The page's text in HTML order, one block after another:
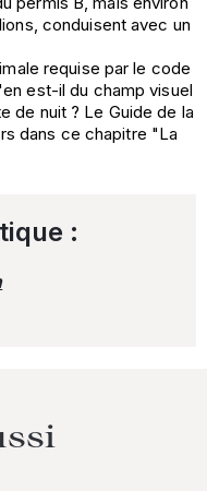
conduisent avec un
requise par le code
est-il du champ visuel
de nuit ? Le Guide de la
dans ce chapitre "La
: